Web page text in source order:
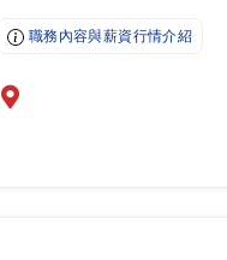
職務內容與薪資行情介紹
前往查看地圖